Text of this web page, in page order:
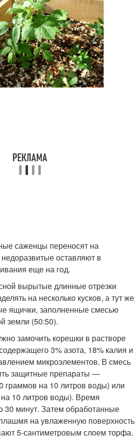
саженцы переносят на
оставляют в
еще на год.
вырытые длинные отрезки
на несколько кусков, а тут же
ящички, заполненные смесью
земли (50:50).
замочить корешки в растворе
3% азота, 18% калия и
микроэлементов. В смесь
защитные препараты —
граммов на 10 литров воды) или
10 литров воды). Время
минут. Затем обработанные
на увлаженную поверхность
5-сантиметровым слоем торфа.